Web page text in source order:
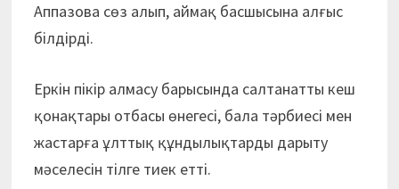
Аппазова сөз алып, аймақ басшысына алғыс
білдірді.
Еркін пікір алмасу барысында салтанатты кеш
қонақтары отбасы өнегесі, бала тәрбиесі мен
жастарға ұлттық құндылықтарды дарыту
мәселесін тілге тиек етті.